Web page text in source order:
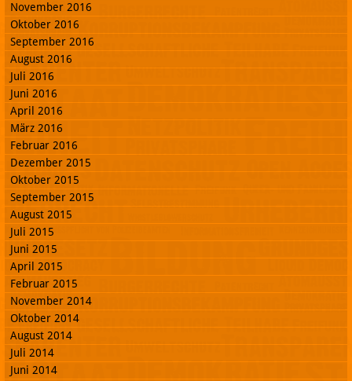
November 2016
Oktober 2016
September 2016
August 2016
Juli 2016
Juni 2016
April 2016
März 2016
Februar 2016
Dezember 2015
Oktober 2015
September 2015
August 2015
Juli 2015
Juni 2015
April 2015
Februar 2015
November 2014
Oktober 2014
August 2014
Juli 2014
Juni 2014